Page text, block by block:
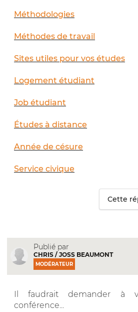
Méthodologies
Méthodes de travail
Sites utiles pour vos études
Logement étudiant
Job étudiant
Études à distance
Année de césure
Service civique
Cette
Publié par
CHRIS / JOSS BEAUMONT
MODÉRATEUR
Il faudrait demander à
conférence...